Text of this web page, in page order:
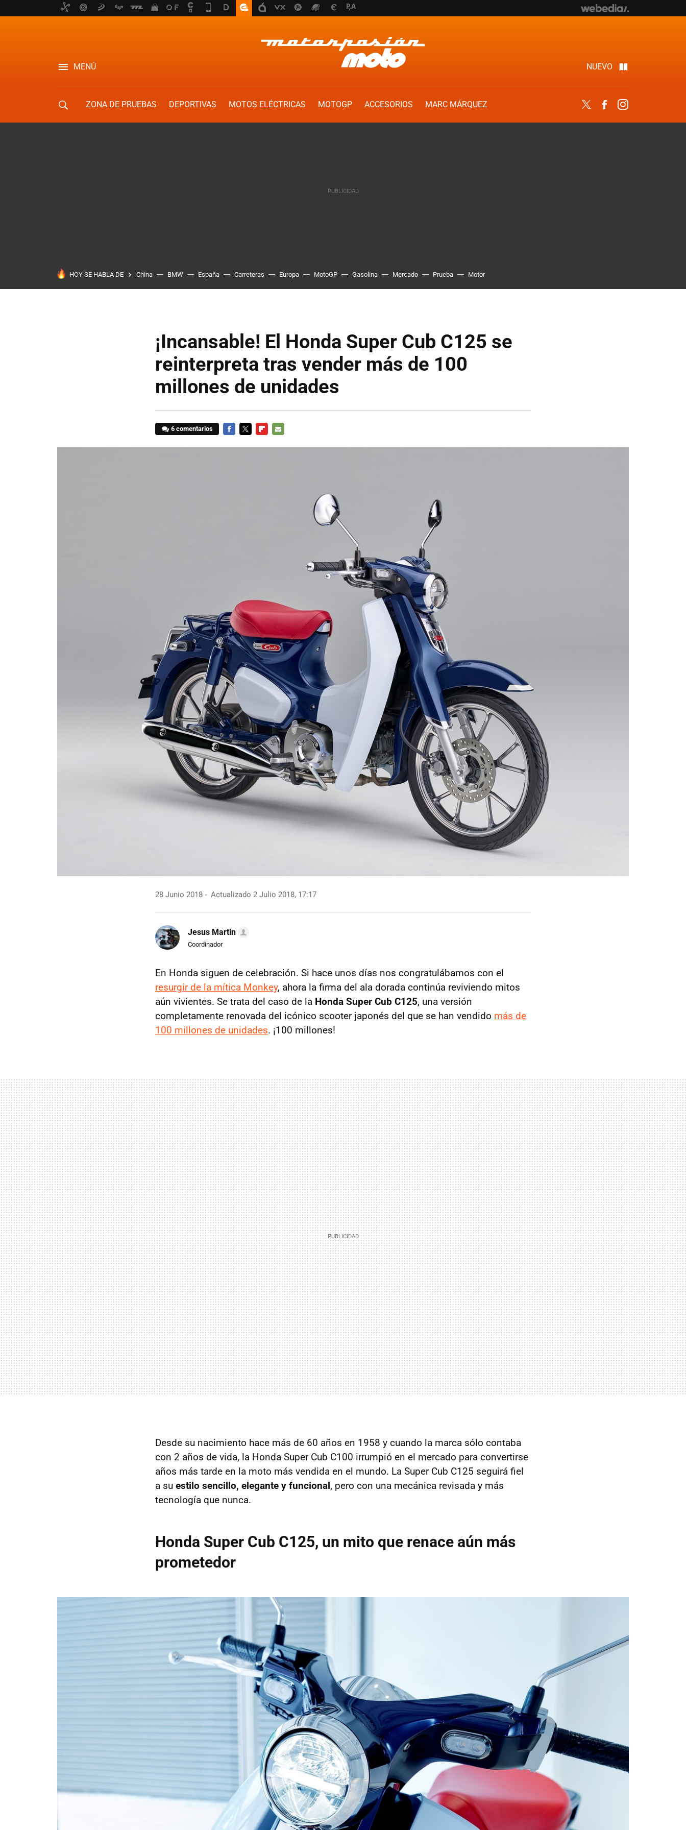
MENÚ NUEVO
ZONA DE PRUEBAS DEPORTIVAS MOTOS ELÉCTRICAS MOTOGP ACCESORIOS
MARC MÁRQUEZ
Twitter Facebook
HOY SE HABLA DE China BMW España Carreteras Europa MotoGP Gasolina Mercado Prueba Motor
¡Incansable! El Honda Super Cub C125 se
reinterpreta tras vender más de 100
millones de unidades
6 comentarios
28 Junio 2018 Actualizado 2 Julio 2018, 17:17
Jesus Martin
Coordinador
En Honda siguen de celebración. Si hace unos días nos congratulábamos con el
resurgir de la mítica Monkey, ahora la firma del ala dorada continúa reviviendo mitos
aún vivientes. Se trata del caso de la Honda Super Cub C125, una versión
completamente renovada del icónico scooter japonés del que se han vendido más de
100 millones de unidades. ¡100 millones!
Desde su nacimiento hace más de 60 años en 1958 y cuando la marca sólo contaba
con 2 años de vida, la Honda Super Cub C100 irrumpió en el mercado para convertirse
años más tarde en la moto más vendida en el mundo. La Super Cub C125 seguirá fiel
a su estilo sencillo, elegante y funcional, pero con una mecánica revisada y más
tecnología que nunca.
Honda Super Cub C125, un mito que renace aún más
prometedor